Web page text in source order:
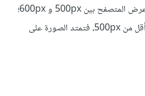
عرض إطار العرض عندما يكون عرض المتصفح بين 500px و 600px؛
أما عندما يكون عرض المتصفح أقل من 500px، فتمتد الصورة على